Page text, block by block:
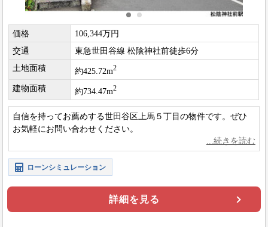
価格
106,344万円
交通
東急世田谷線 松陰神社前徒歩6分
土地面積
約425.72m2
建物面積 約734.47m2
自信を持ってお薦めする世田谷区上馬５丁目の物件です。ぜひ
お気軽にお問い合わせください。
ローンシミュレーション
詳細を見る